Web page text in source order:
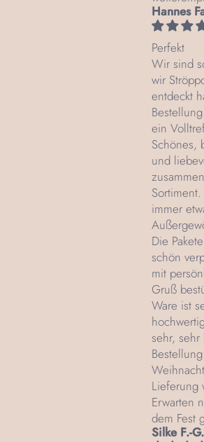
Hannes
Perfekt
Wir sind
wir
entdeckt
ein
Schönes,
und
immer
Die
schön
mit
Gruß
Ware ist
sehr, sehr
Lieferung
Erwarten
dem Fest
Silke F.-G.